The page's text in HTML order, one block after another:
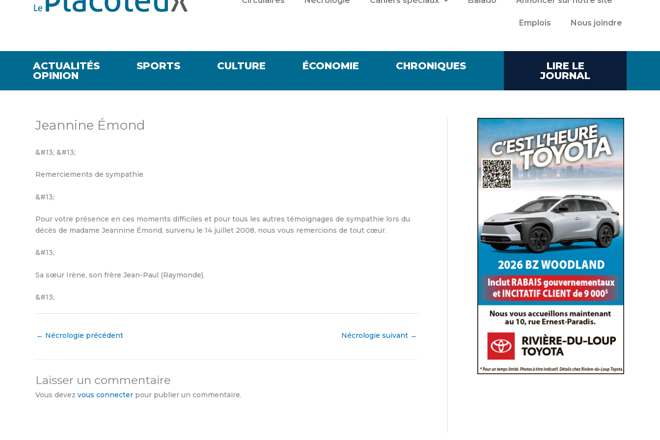
Emplois Nous joindre
ACTUALITÉS SPORTS CULTURE ÉCONOMIE
CHRONIQUES
OPINION
LIRE LE
JOURNAL
Jeannine Émond
&#13; &#13;
Remerciements de sympathie
&#13;
Pour votre présence en ces moments difficiles et pour tous les autres témoignages de sympathie lors du
décès de madame Jeannine Émond, survenu le 14 juillet 2008, nous vous remercions de tout cœur.
&#13;
Sa sœur Irène, son frère Jean-Paul (Raymonde).
&#13;
← Nécrologie précédent Nécrologie suivant →
Laisser un commentaire
Vous devez vous connecter pour publier un commentaire.